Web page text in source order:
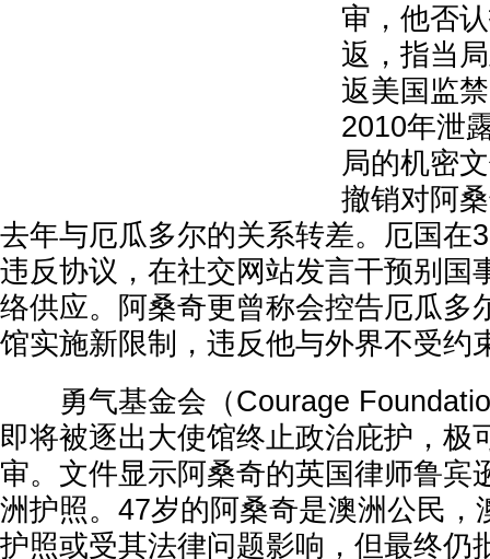
审，他否
返，指当
返美国监
2010年泄
局的机密
撤销对阿
去年与厄瓜多尔的关系转差。厄国在
违反协议，在社交网站发言干预别国
络供应。阿桑奇更曾称会控告厄瓜多
馆实施新限制，违反他与外界不受约
勇气基金会（Courage
即将被逐出大使馆终止政治庇护，极
审。文件显示阿桑奇的英国律师鲁宾
洲护照。47岁的阿桑奇是澳洲公民，
护照或受其法律问题影响，但最终仍